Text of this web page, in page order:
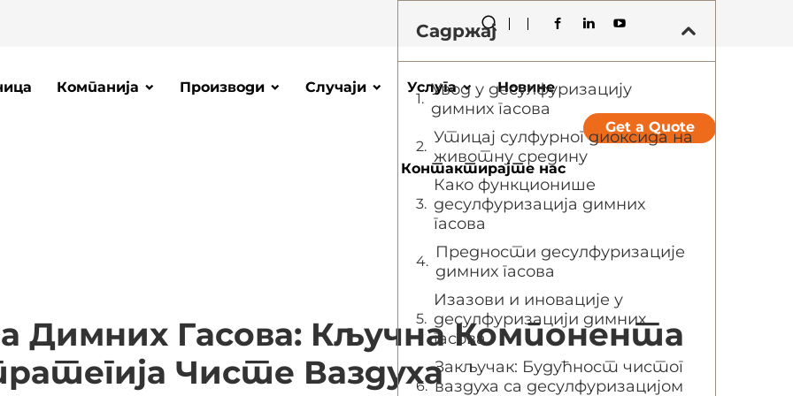
Компанија Производи Случаји Услуга Новине
Контактирајте нас
Get a Quote
Димних Гасова: Кључна Компонента
Чисте Ваздуха
Садржај
Увод у десулфуризацију
димних гасова
Утицај сулфурног диоксида на
животну средину
Како функционише
десулфуризација димних
гасова
Предности десулфуризације
димних гасова
Изазови и иновације у
десулфуризацији димних
гасова
Закључак: Будућност чистог
ваздуха са десулфуризацијом